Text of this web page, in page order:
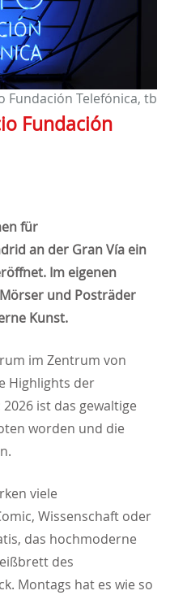
Fundación Telefónica, tb
Fundación
für
an der Gran Vía ein
Im eigenen
und Posträder
Kunst.
im Zentrum von
Highlights der
ist das gewaltige
worden und die
viele
Wissenschaft oder
das hochmoderne
des
Montags hat es wie so